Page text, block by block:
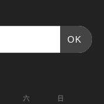
OK
六 日